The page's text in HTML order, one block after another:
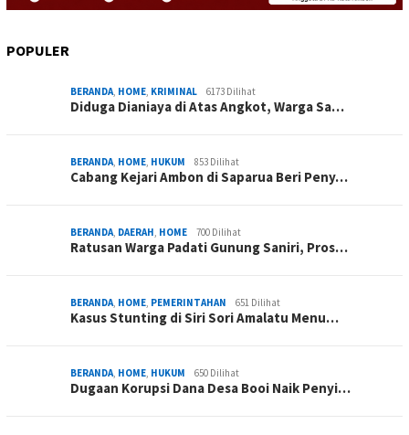
POPULER
BERANDA, HOME, KRIMINAL 6173 Dilihat
Diduga Dianiaya di Atas Angkot, Warga Sa…
BERANDA, HOME, HUKUM 853 Dilihat
Cabang Kejari Ambon di Saparua Beri Peny…
BERANDA, DAERAH, HOME 700 Dilihat
Ratusan Warga Padati Gunung Saniri, Pros…
BERANDA, HOME, PEMERINTAHAN 651 Dilihat
Kasus Stunting di Siri Sori Amalatu Menu…
BERANDA, HOME, HUKUM 650 Dilihat
Dugaan Korupsi Dana Desa Booi Naik Penyi…